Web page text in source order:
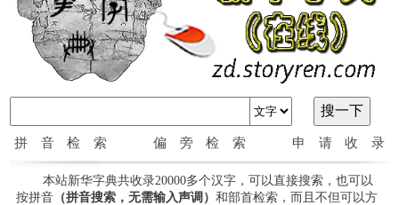
拼音检索 偏旁检索 申请收录
本站新华字典共收录20000多个汉字，可以直接搜索，也可以
按拼音（拼音搜索，无需输入声调） 和部首检索，而且不但可以方